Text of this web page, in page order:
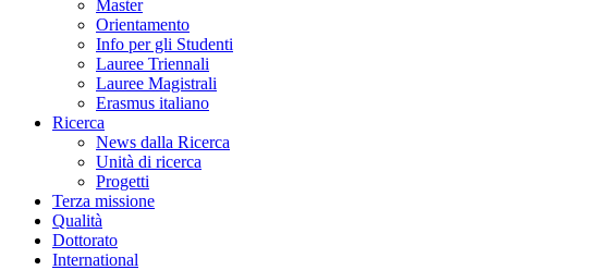
Master
Orientamento
Info per gli Studenti
Lauree Triennali
Lauree Magistrali
Erasmus italiano
Ricerca
News dalla Ricerca
Unità di ricerca
Progetti
Terza missione
Qualità
Dottorato
International